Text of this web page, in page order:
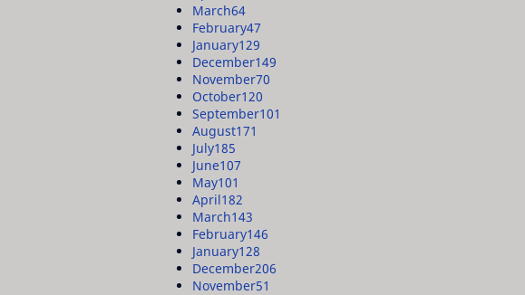
March64
February47
January129
December149
November70
October120
September101
August171
July185
June107
May101
April182
March143
February146
January128
December206
November51